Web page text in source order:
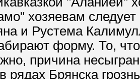
хозяевам
и Рустема
форму. То,
причина
рядах Брянска